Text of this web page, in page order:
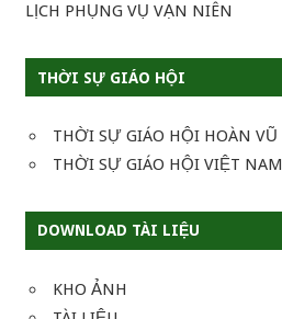
LỊCH PHỤNG VỤ VẠN NIÊN
THỜI SỰ GIÁO HỘI
THỜI SỰ GIÁO HỘI HOÀN VŨ
THỜI SỰ GIÁO HỘI VIỆT NAM
DOWNLOAD TÀI LIỆU
KHO ẢNH